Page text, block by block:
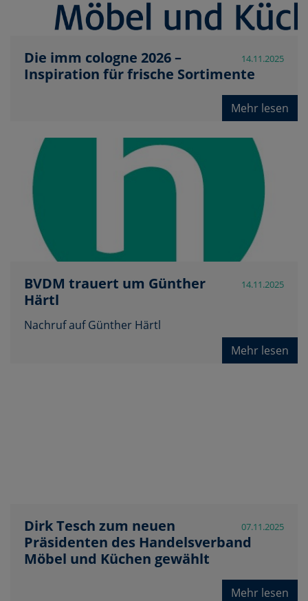
14.11.2025
Die imm cologne 2026 –
Inspiration für frische Sortimente
Mehr lesen
14.11.2025
BVDM trauert um Günther
Härtl
Nachruf auf Günther Härtl
Mehr lesen
07.11.2025
Dirk Tesch zum neuen
Präsidenten des Handelsverband
Möbel und Küchen gewählt
Mehr lesen